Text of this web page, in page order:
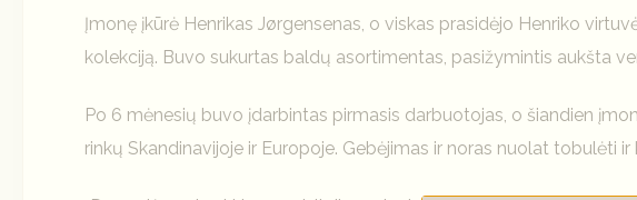
Įmonę įkūrė Henrikas Jørgensenas, o viskas prasidėjo Henriko
kolekciją. Buvo sukurtas baldų asortimentas, pasižymintis aukšta
Po 6 mėnesių buvo įdarbintas pirmasis darbuotojas, o šiandien
rinkų Skandinavijoje ir Europoje. Gebėjimas ir noras nuolat tobulėti